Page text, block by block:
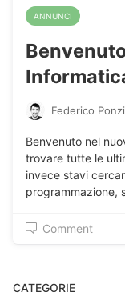
ANNUNCI
Federico Ponzi
Benvenuto nel
trovare tutte le
invece stavi
programmazione,
Comment
CATEGORIE